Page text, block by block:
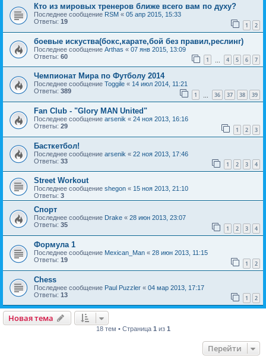
Кто из мировых тренеров ближе всего вам по духу?
Последнее сообщение RSM « 05 апр 2015, 15:33
Ответы: 19 1 2
боевые искуства(бокс,карате,бой без правил,реслинг)
Последнее сообщение Arthas « 07 янв 2015, 13:09
Ответы: 60 1 4 5 6 7
Чемпионат Мира по Футболу 2014
Последнее сообщение Toggile « 14 июл 2014, 11:21
Ответы: 389 1 36 37 38 39
Fan Club - "Glory MAN United"
Последнее сообщение arsenik « 24 ноя 2013, 16:16
Ответы: 29 1 2 3
Басткетбол!
Последнее сообщение arsenik « 22 ноя 2013, 17:46
Ответы: 33 1 2 3 4
Street Workout
Последнее сообщение shegon « 15 ноя 2013, 21:10
Ответы: 3
Спорт
Последнее сообщение Drake « 28 июн 2013, 23:07
Ответы: 35 1 2 3 4
Формула 1
Последнее сообщение Mexican_Man « 28 июн 2013, 11:15
Ответы: 19 1 2
Chess
Последнее сообщение Paul Puzzler « 04 мар 2013, 17:17
Ответы: 13 1 2
Новая тема
18 тем • Страница 1 из 1
Перейти